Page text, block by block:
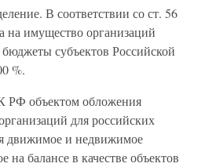
В соответствии со ст. 56
имущество организаций
субъектов Российской
%.
РФ объектом обложения
для российских
движимое и недвижимое
балансе в качестве объектов